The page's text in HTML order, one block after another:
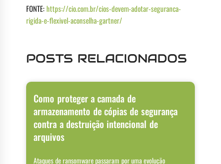
FONTE:https://cio.com.br/cios-devem-adotar-seguranca-
rigida-e-flexivel-aconselha-gartner/
POSTS RELACIONADOS
Como proteger a camada de
armazenamento de cópias de segurança
contra a destruição intencional de
arquivos
Ataques de ransomware passaram por uma evolução